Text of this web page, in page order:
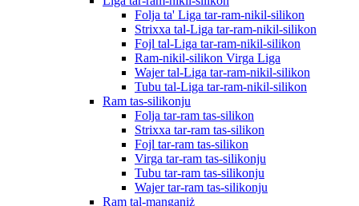
Folja ta' Liga tar-ram-nikil-silikon
Strixxa tal-Liga tar-ram-nikil-silikon
Fojl tal-Liga tar-ram-nikil-silikon
Ram-nikil-silikon Virga Liga
Wajer tal-Liga tar-ram-nikil-silikon
Tubu tal-Liga tar-ram-nikil-silikon
Ram tas-silikonju
Folja tar-ram tas-silikon
Strixxa tar-ram tas-silikon
Fojl tar-ram tas-silikon
Virga tar-ram tas-silikonju
Tubu tar-ram tas-silikonju
Wajer tar-ram tas-silikonju
Ram tal-manganiż